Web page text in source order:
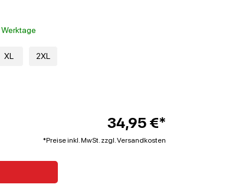
XL 2XL
34,95 €*
*Preise inkl. MwSt. zzgl. Versandkosten